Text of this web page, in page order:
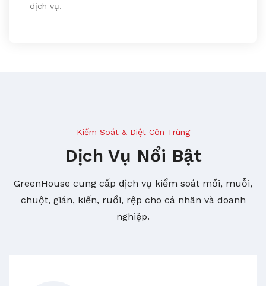
dịch vụ.
Kiểm Soát & Diệt Côn Trùng
Dịch Vụ Nổi Bật
GreenHouse cung cấp dịch vụ kiểm soát mối, muỗi,
chuột, gián, kiến, ruồi, rệp cho cá nhân và doanh
nghiệp.